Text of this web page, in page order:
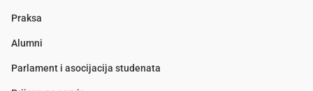
Praksa
Alumni
Parlament i asocijacija studenata